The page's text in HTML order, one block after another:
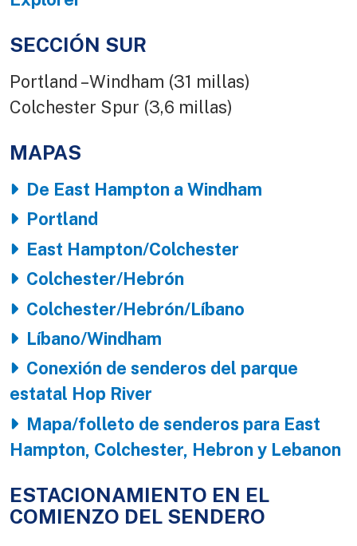
SECCIÓN SUR
Portland – Windham (31 millas)
Colchester Spur (3,6 millas)
MAPAS
De East Hampton a Windham
Portland
East Hampton/Colchester
Colchester/Hebrón
Colchester/Hebrón/Líbano
Líbano/Windham
Conexión de senderos del parque
estatal Hop River
Mapa/folleto de senderos para East
Hampton, Colchester, Hebron y Lebanon
ESTACIONAMIENTO EN EL
COMIENZO DEL SENDERO